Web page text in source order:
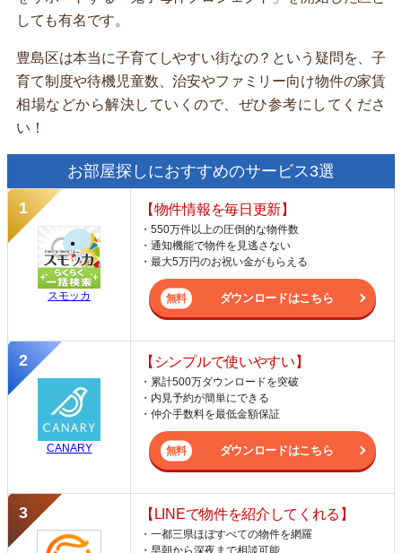
しても有名です。
豊島区は本当に子育てしやすい街なの？という疑問を、子
育て制度や待機児童数、治安やファミリー向け物件の家賃
相場などから解決していくので、ぜひ参考にしてくださ
い！
お部屋探しにおすすめのサービス3選
スモッカ
【物件情報を毎日更新】
・550万件以上の圧倒的な物件数
・通知機能で物件を見逃さない
・最大5万円のお祝い金がもらえる
ダウンロードはこちら
CANARY
【シンプルで使いやすい】
・累計500万ダウンロードを突破
・内見予約が簡単にできる
・仲介手数料を最低金額保証
ダウンロードはこちら
【LINEで物件を紹介してくれる】
・一都三県ほぼすべての物件を網羅
・早朝から深夜まで相談可能